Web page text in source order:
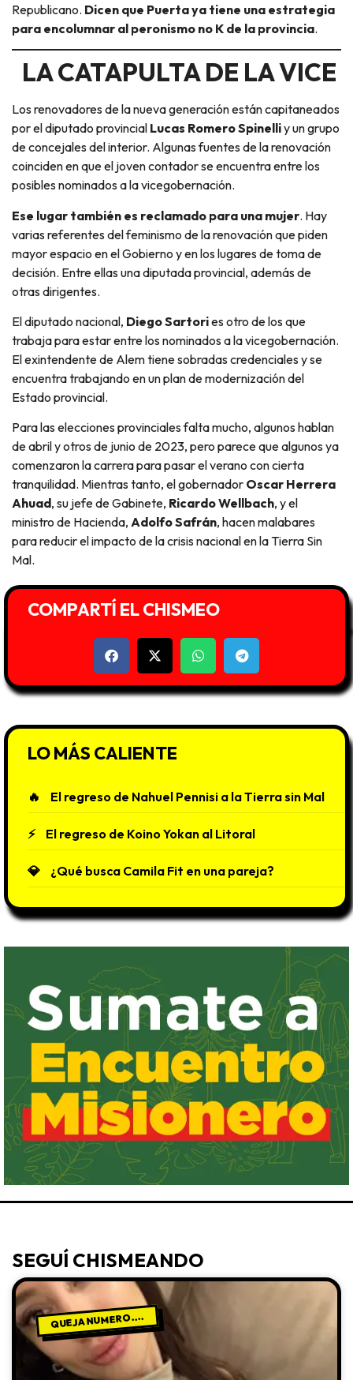
Republicano. Dicen que Puerta ya tiene una estrategia
para encolumnar al peronismo no K de la provincia.
LA CATAPULTA DE LA VICE
Los renovadores de la nueva generación están capitaneados
por el diputado provincial Lucas Romero Spinelliy un grupo
de concejales del interior. Algunas fuentes de la renovación
coinciden en que el joven contador se encuentra entre los
posibles nominados a la vicegobernación.
Ese lugar también es reclamado para una mujer. Hay
varias referentes del feminismo de la renovación que piden
mayor espacio en el Gobierno y en los lugares de toma de
decisión. Entre ellas una diputada provincial, además de
otras dirigentes.
El diputado nacional, Diego Sartories otro de los que
trabaja para estar entre los nominados a la vicegobernación.
El exintendente de Alem tiene sobradas credenciales y se
encuentra trabajando en un plan de modernización del
Estado provincial.
Para las elecciones provinciales falta mucho, algunos hablan
de abril y otros de junio de 2023, pero parece que algunos ya
comenzaron la carrera para pasar el verano con cierta
tranquilidad. Mientras tanto, el gobernador Oscar Herrera
Ahuad, su jefe de Gabinete, Ricardo Wellbach, y el
ministro de Hacienda, Adolfo Safrán, hacen malabares
para reducir el impacto de la crisis nacional en la Tierra Sin
Mal.
COMPARTÍ EL CHISMEO
LO MÁS CALIENTE
El regreso de Nahuel Pennisi a la Tierra sin Mal
El regreso de Koino Yokan al Litoral
¿Qué busca Camila Fit en una pareja?
SEGUÍ CHISMEANDO
QUEJA NUMERO....